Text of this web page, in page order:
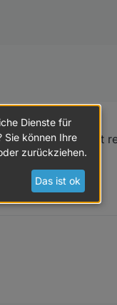
Skript
läutet an der Tür und
Dienste für
Sie können Ihre
zurückziehen.
Das ist ok